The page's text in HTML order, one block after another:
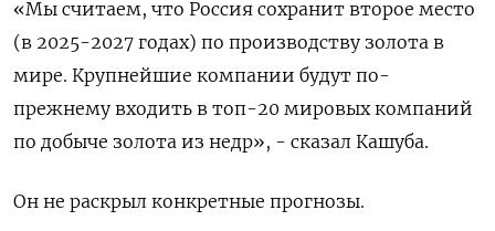
«Мы считаем, что Россия сохранит второе место
(в 2025-2027 годах) по производству золота в
мире. Крупнейшие компании будут по-
прежнему входить в топ-20 мировых компаний
по добыче золота из недр», - сказал Кашуба.
Он не раскрыл конкретные прогнозы.